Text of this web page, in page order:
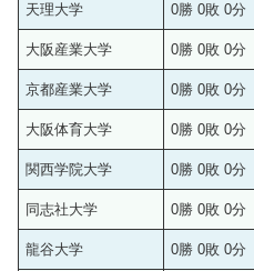
天理大学 0勝 0敗 0分
大阪産業大学 0勝 0敗 0分
京都産業大学 0勝 0敗 0分
大阪体育大学 0勝 0敗 0分
関西学院大学 0勝 0敗 0分
同志社大学 0勝 0敗 0分
龍谷大学 0勝 0敗 0分